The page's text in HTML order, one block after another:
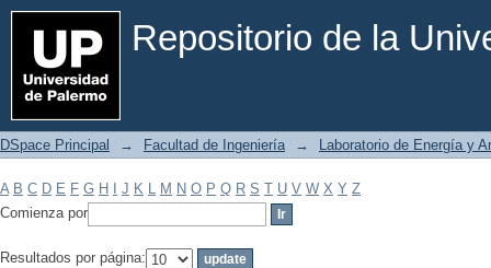
Repositorio de la
Filtrar por: Materia
DSpace Principal → Facultad de Ingeniería → Laboratorio de Energía y
A B C D E F G H J K L M N O P Q R S T U V W X Y Z
Comienza por
Resultados por página: